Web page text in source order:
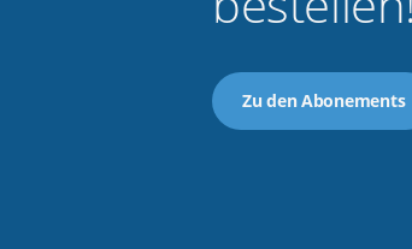
Zu den Abonements